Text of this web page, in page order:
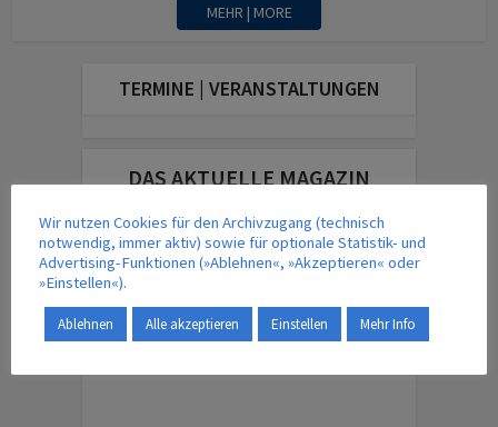
MEHR | MORE
TERMINE | VERANSTALTUNGEN
DAS AKTUELLE MAGAZIN
Wir nutzen Cookies für den Archivzugang (technisch
notwendig, immer aktiv) sowie für optionale Statistik- und
Advertising-Funktionen (»Ablehnen«, »Akzeptieren« oder
»Einstellen«).
Ablehnen Alle akzeptieren Einstellen Mehr Info